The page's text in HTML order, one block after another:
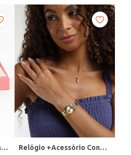
Relógio + Acessório Condor Feminino PRATA Relógio +Acessório Condor Feminino DOURADO